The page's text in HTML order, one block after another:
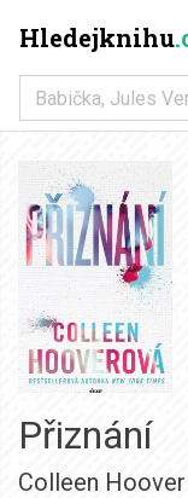
Hledejknihu
Přiznání
Colleen Hoover